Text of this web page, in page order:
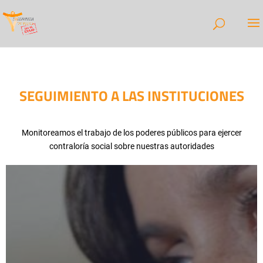
SEGUIMIENTO A LAS INSTITUCIONES
Monitoreamos el trabajo de los poderes públicos para ejercer
contraloría social sobre nuestras autoridades